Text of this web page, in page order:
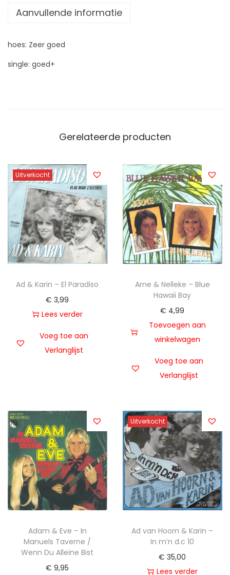
Aanvullende informatie
hoes: Zeer goed
single: goed+
Gerelateerde producten
Uitverkocht
Ad & Karin – El Paradiso
€ 3,99
Lees verder
Voeg toe aan
Verlanglijst
Arne & Nelleke – Blue
Hawaii Bay
€ 4,99
Toevoegen aan
winkelwagen
Voeg toe aan
Verlanglijst
Adam & Eve – In
Manuels Taverne /
Wenn Du Alleine Bist
€ 9,95
Uitverkocht
Ad van Hoorn & Karin –
In m’n d.c 10
€ 35,00
Lees verder